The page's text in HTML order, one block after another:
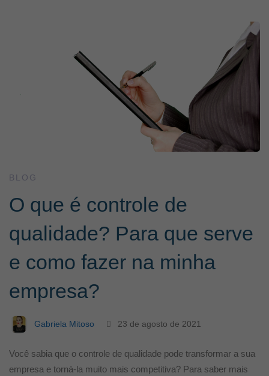
de
qualidade?
Para
que
serve
e
BLOG
O que é controle de
qualidade? Para que serve
e como fazer na minha
empresa?
Gabriela Mitoso 23 de agosto de 2021
Você sabia que o controle de qualidade pode transformar a sua
empresa e torná-la muito mais competitiva? Para saber mais